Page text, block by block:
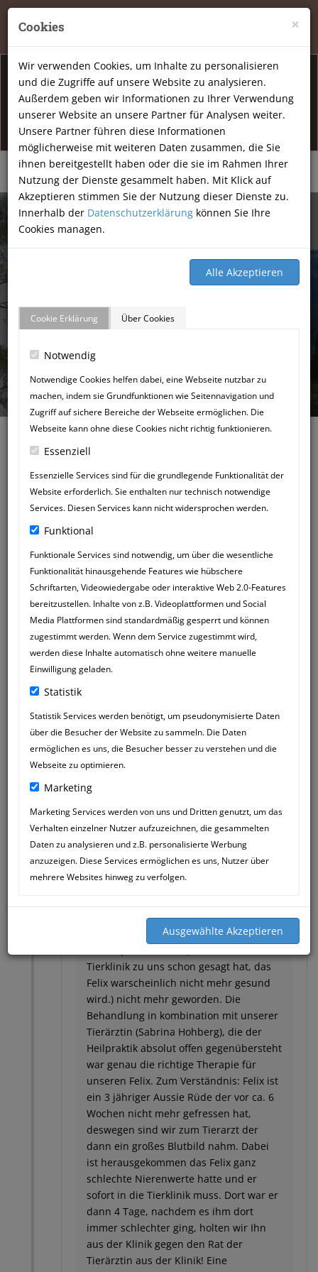
×
Cookies
Wir verwenden Cookies, um Inhalte zu personalisieren
und die Zugriffe auf unsere Website zu analysieren.
Außerdem geben wir Informationen zu Ihrer Verwendung
unserer Website an unsere Partner für Analysen weiter.
Unsere Partner führen diese Informationen
möglicherweise mit weiteren Daten zusammen, die Sie
ihnen bereitgestellt haben oder die sie im Rahmen Ihrer
Nutzung der Dienste gesammelt haben. Mit Klick auf
Akzeptieren stimmen Sie der Nutzung dieser Dienste zu.
Innerhalb der Datenschutzerklärung können Sie Ihre
Cookies managen.
Cookie Erklärung Über Cookies
Notwendig
Notwendige Cookies helfen dabei, eine Webseite nutzbar zu
machen, indem sie Grundfunktionen wie Seitennavigation und
Zugriff auf sichere Bereiche der Webseite ermöglichen. Die
Webseite kann ohne diese Cookies nicht richtig funktionieren.
Essenziell
Essenzielle Services sind für die grundlegende Funktionalität der
Website erforderlich. Sie enthalten nur technisch notwendige
Services. Diesen Services kann nicht widersprochen werden.
Funktional
Funktionale Services sind notwendig, um über die wesentliche
Funktionalität hinausgehende Features wie hübschere
Schriftarten, Videowiedergabe oder interaktive Web 2.0-Features
bereitzustellen. Inhalte von z.B. Videoplattformen und Social
Media Plattformen sind standardmäßig gesperrt und können
zugestimmt werden. Wenn dem Service zugestimmt wird,
werden diese Inhalte automatisch ohne weitere manuelle
Einwilligung geladen.
Statistik
Statistik Services werden benötigt, um pseudonymisierte Daten
über die Besucher der Website zu sammeln. Die Daten
ermöglichen es uns, die Besucher besser zu verstehen und die
Webseite zu optimieren.
Marketing
Marketing Services werden von uns und Dritten genutzt, um das
Verhalten einzelner Nutzer aufzuzeichnen, die gesammelten
Daten zu analysieren und z.B. personalisierte Werbung
anzuzeigen. Diese Services ermöglichen es uns, Nutzer über
mehrere Websites hinweg zu verfolgen.
|
07134-9177806
Info Öffnunsgzeiten
Am Freitag den 07.08.2026 haben wir geschlossen.
GÄSTEBUCH
NEUER
GÄSTEBUCHEINTRAG
19 SILVIA VALENTIN
11:22
Felix sagt" DANKE" an Katja Mössner
Ohne Euch! Und da bin ich mir sicher,
wären die Nierenwerte die so
Tierklinik zu uns schon gesagt hat, das
Felix warscheinlich nicht mehr gesund
wird.) nicht mehr geworden. Die
Behandlung in kombination mit unserer
Tierärztin (Sabrina Hohberg), die der
Heilpraktik absolut offen gegenübersteht
war genau die richtige Therapie für
unseren Felix. Zum Verständnis: Felix ist
ein 3 jähriger Aussie Rüde der vor ca. 6
Wochen nicht mehr gefressen hat,
deswegen sind wir zum Tierarzt der
dann ein großes Blutbild nahm. Dabei
ist herausgekommen das Felix ganz
schlechte Nierenwerte hatte und er
sofort in die Tierklinik muss. Dort war er
dann 4 Tage, nachdem es ihm dort
immer schlechter ging, holten wir Ihn
aus der Klinik gegen den Rat der
Tierärztin aus der Klinik! Eine